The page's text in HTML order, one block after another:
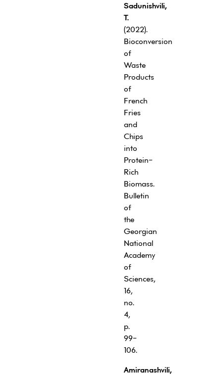
Sadunishvili,
T.
(2022).
Bioconversion
of
Waste
Products
of
French
Fries
and
Chips
into
Protein-
Rich
Biomass.
Bulletin
of
the
Georgian
National
Academy
of
Sciences,
16,
no.
4,
p.
99-
106.
Amiranashvili,